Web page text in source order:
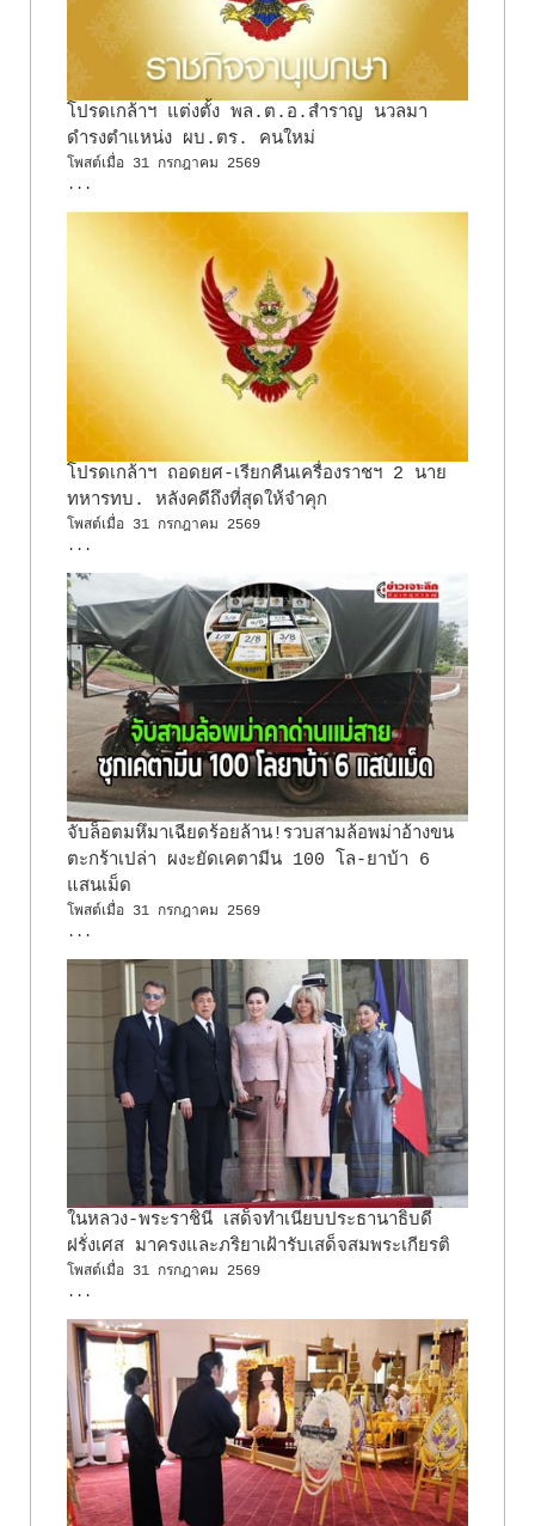
โปรดเกล้าฯ แต่งตั้ง พล.ต.อ.สำราญ นวลมา
ดำรงตำแหน่ง ผบ.ตร. คนใหม่
โพสต์เมื่อ 31 กรกฎาคม 2569
...
โปรดเกล้าฯ ถอดยศ-เรียกคืนเครื่องราชฯ 2 นาย
ทหารทบ. หลังคดีถึงที่สุดให้จำคุก
โพสต์เมื่อ 31 กรกฎาคม 2569
...
จับล็อตมหึมาเฉียดร้อยล้าน!รวบสามล้อพม่าอ้างขน
ตะกร้าเปล่า ผงะยัดเคตามีน 100 โล-ยาบ้า 6
แสนเม็ด
โพสต์เมื่อ 31 กรกฎาคม 2569
...
ในหลวง-พระราชินี เสด็จทำเนียบประธานาธิบดี
ฝรั่งเศส มาครงและภริยาเฝ้ารับเสด็จสมพระเกียรติ
โพสต์เมื่อ 31 กรกฎาคม 2569
...